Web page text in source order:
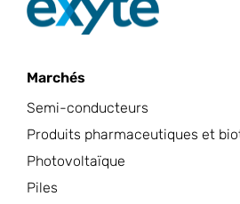
Marchés
Semi-conducteurs
Produits pharmaceutiques et
Photovoltaïque
Piles